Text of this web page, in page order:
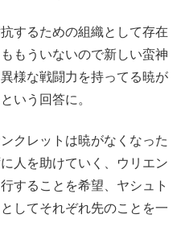
するための組織として存在
もういないので新しい蛮神
様な戦闘力を持ってる暁が
いう回答に。
クレットは暁がなくなった
人を助けていく、ウリエン
することを希望、ヤシュト
してそれぞれ先のことを一